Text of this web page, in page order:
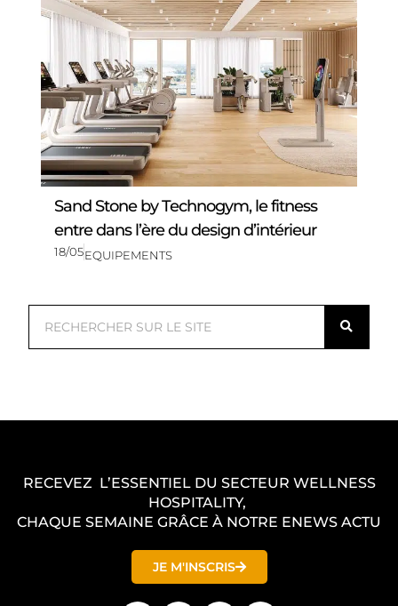
Sand Stone by Technogym, le fitness
entre dans l’ère du design d’intérieur
18/05EQUIPEMENTS
h
r
RECEVEZ L’ESSENTIEL DU SECTEUR WELLNESS
HOSPITALITY,
CHAQUE SEMAINE GRÂCE À NOTRE ENEWS ACTU
JE M'INSCRIS